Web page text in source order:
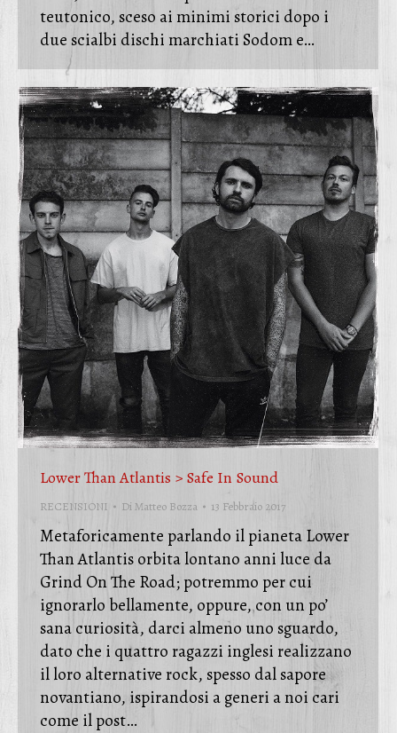
teutonico, sceso ai minimi storici dopo i
due scialbi dischi marchiati Sodom e…
Lower Than Atlantis > Safe In Sound
RECENSIONI DiMatteo Bozza 13 Febbraio 2017
Metaforicamente parlando il pianeta Lower
Than Atlantis orbita lontano anni luce da
Grind On The Road; potremmo per cui
ignorarlo bellamente, oppure, con un po’
sana curiosità, darci almeno uno sguardo,
dato che i quattro ragazzi inglesi realizzano
il loro alternative rock, spesso dal sapore
novantiano, ispirandosi a generi a noi cari
come il post…